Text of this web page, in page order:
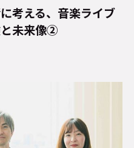
考える、音楽ライブ
と未来像②